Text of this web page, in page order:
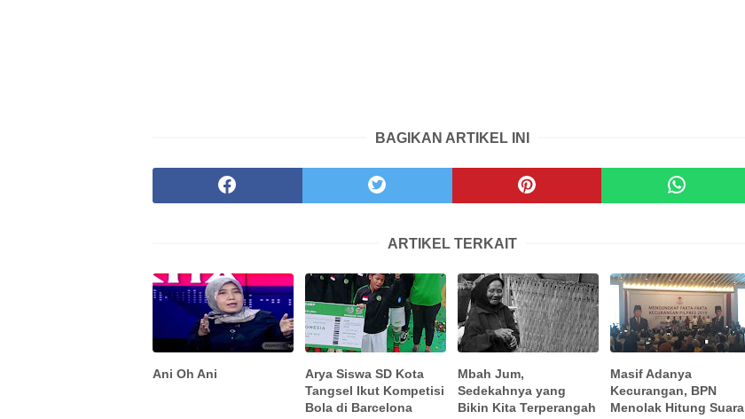
BAGIKAN ARTIKEL INI
ARTIKEL TERKAIT
Ani Oh Ani
Arya Siswa SD Kota
Tangsel Ikut Kompetisi
Bola di Barcelona
Mbah Jum,
Sedekahnya yang
Bikin Kita Terperangah
Masif Adanya
Kecurangan, BPN
Menolak Hitung Suara